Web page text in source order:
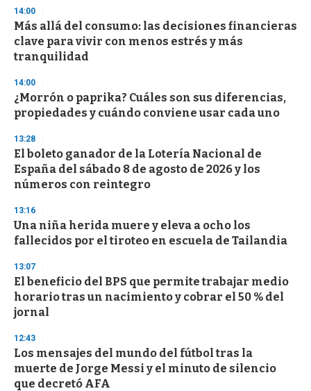
d
s
o
f
3
s
c
o
d
s
14:00
Más allá del consumo: las decisiones financieras
clave para vivir con menos estrés y más
tranquilidad
14:00
¿Morrón o paprika? Cuáles son sus diferencias,
propiedades y cuándo conviene usar cada uno
13:28
El boleto ganador de la Lotería Nacional de
España del sábado 8 de agosto de 2026 y los
números con reintegro
13:16
Una niña herida muere y eleva a ocho los
fallecidos por el tiroteo en escuela de Tailandia
13:07
El beneficio del BPS que permite trabajar medio
horario tras un nacimiento y cobrar el 50 % del
jornal
12:43
Los mensajes del mundo del fútbol tras la
muerte de Jorge Messi y el minuto de silencio
que decretó AFA